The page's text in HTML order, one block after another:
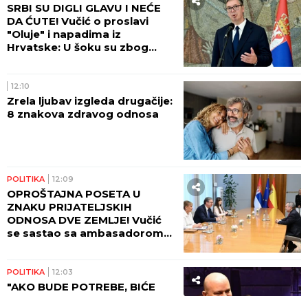
SRBI SU DIGLI GLAVU I NEĆE
DA ĆUTE! Vučić o proslavi
"Oluje" i napadima iz
Hrvatske: U šoku su zbog
12:10
Zrela ljubav izgleda drugačije:
8 znakova zdravog odnosa
POLITIKA 12:09
OPROŠTAJNA POSETA U
ZNAKU PRIJATELJSKIH
ODNOSA DVE ZEMLJE! Vučić
se sastao sa ambasadorom
POLITIKA 12:03
"AKO BUDE POTREBE, BIĆE